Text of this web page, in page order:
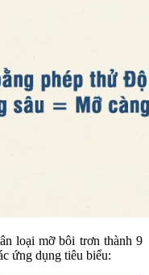
loại mỡ bôi trơn thành 9
ứng dụng tiêu biểu: